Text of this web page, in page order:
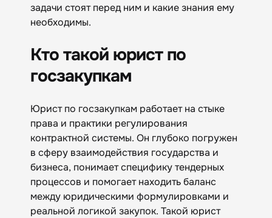
задачи стоят перед ним и какие знания ему
необходимы.
Кто такой юрист по
госзакупкам
Юрист по госзакупкам работает на стыке
права и практики регулирования
контрактной системы. Он глубоко погружен
в сферу взаимодействия государства и
бизнеса, понимает специфику тендерных
процессов и помогает находить баланс
между юридическими формулировками и
реальной логикой закупок. Такой юрист